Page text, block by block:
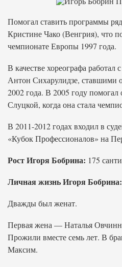
Помогал ставить программы
Кристине Чако (Венгрия), что
чемпионате Европы 1997 года.
В качестве хореографа
Антон Сихарулидзе,
2002 года. В 2005 году
Слуцкой, когда она стала
В 2011-2012 годах входил в
«Кубок Профессионалов» на
Рост Игоря Бобрина: 175
Личная жизнь Игоря Бобрина:
Дважды был женат.
Первая жена — Наталья
Прожили вместе семь лет. В
Максим.